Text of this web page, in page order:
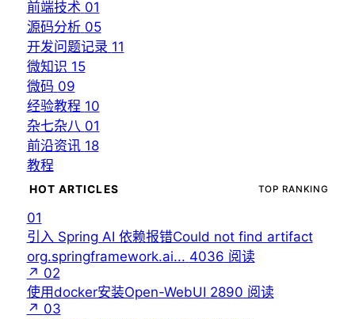
前端技术 01
源码分析 05
开发问题记录 11
微知识 15
微码 09
经验教程 10
杂七杂八 01
前沿资讯 18
教程
HOT ARTICLES TOP RANKING
01
引入 Spring AI 依赖报错Could not find artifact
org.springframework.ai... 4036 阅读
↗ 02
使用docker安装Open-WebUI 2890 阅读
↗ 03